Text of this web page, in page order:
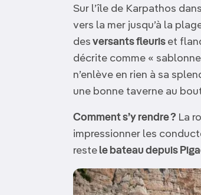
Sur l’île de Karpathos dans
vers la mer jusqu’à la
des versants fleuris et
décrite comme «
n’enlève en rien à sa
une bonne taverne au
Comment s’y rendre ? La
impressionner les
reste le bateau depuis
Image